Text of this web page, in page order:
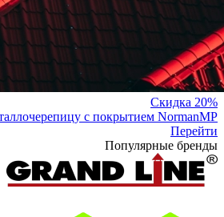
Скидка 20%
с покрытием NormanMP
Перейти
Популярные бренды